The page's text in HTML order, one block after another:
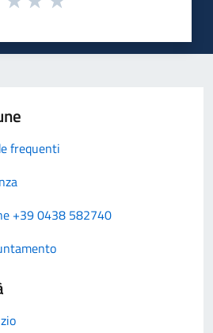
frequenti
+39 0438 582740